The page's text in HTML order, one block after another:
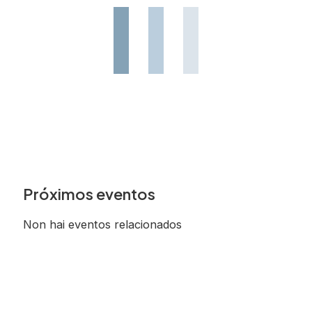
Próximos eventos
Non hai eventos relacionados